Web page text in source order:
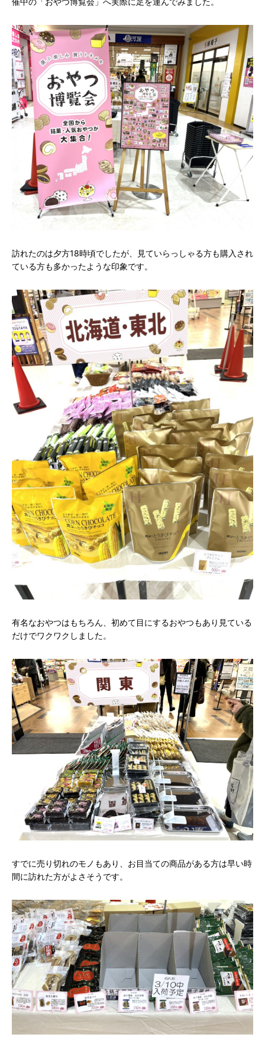
訪れたのは夕方18時頃でしたが、見ていらっしゃる方も購入され
ている方も多かったような印象です。
有名なおやつはもちろん、初めて目にするおやつもあり見ている
だけでワクワクしました。
すでに売り切れのモノもあり、お目当ての商品がある方は早い時
間に訪れた方がよさそうです。